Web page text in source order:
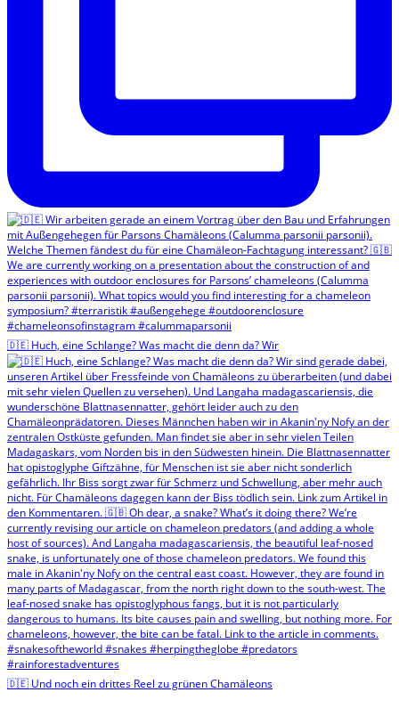
🇩🇪 Huch, eine Schlange? Was macht die denn da? Wir
🇩🇪 Und noch ein drittes Reel zu grünen Chamäleons